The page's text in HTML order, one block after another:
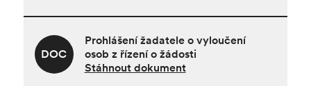
Prohlášení žadatele o vyloučení
osob z řízení o žádosti
Stáhnout dokument
DOC